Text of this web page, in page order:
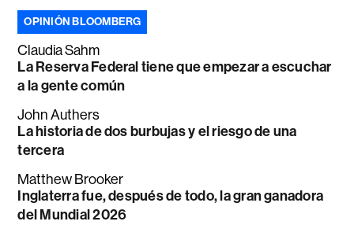
OPINIÓN BLOOMBERG
Claudia Sahm
La Reserva Federal tiene que empezar a escuchar
a la gente común
John Authers
La historia de dos burbujas y el riesgo de una
tercera
Matthew Brooker
Inglaterra fue, después de todo, la gran ganadora
del Mundial 2026